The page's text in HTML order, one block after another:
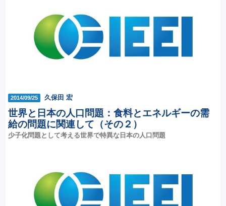
2014/09/25 久保田 宏
世界と日本の人口問題：食料とエネルギーの需
給の問題に関連して（その２）
少子化問題として考える世界で特異な日本の人口問題